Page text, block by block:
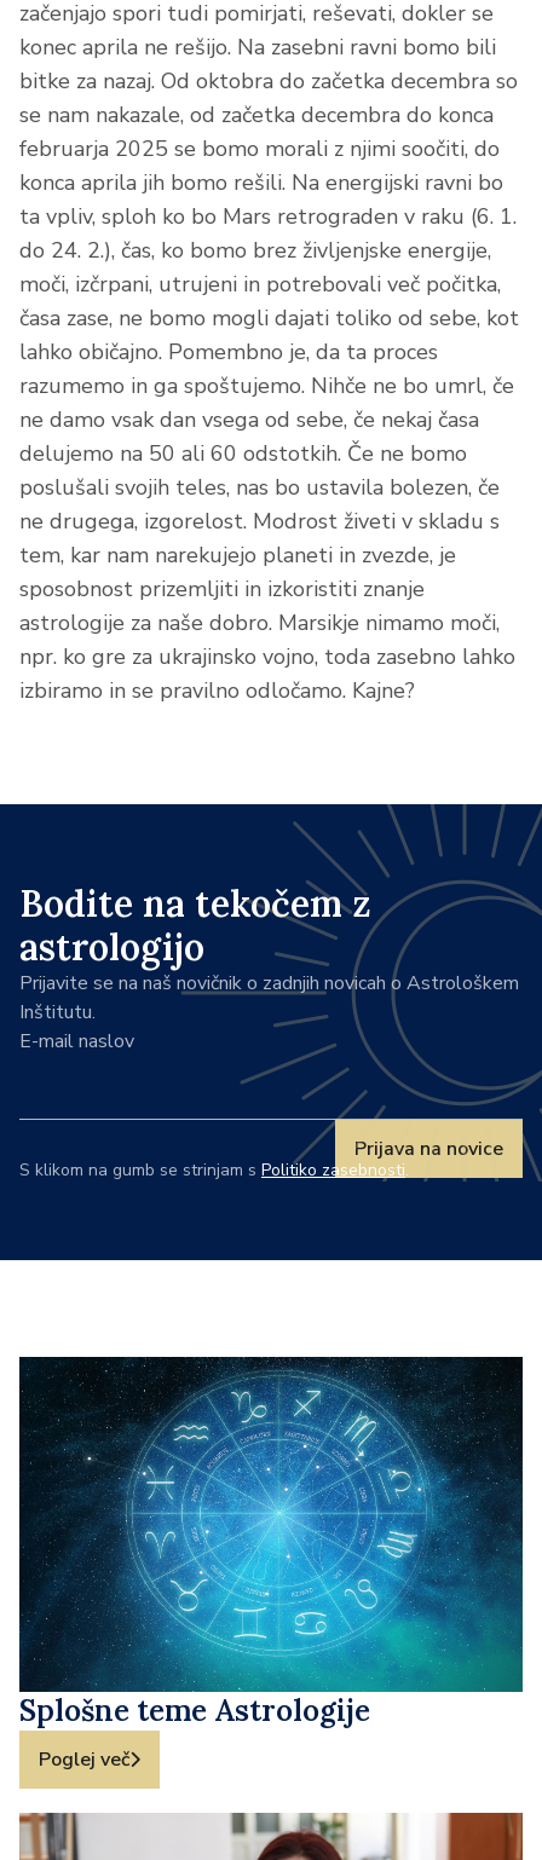
začenjajo spori tudi pomirjati, reševati, dokler se
konec aprila ne rešijo. Na zasebni ravni bomo bili
bitke za nazaj. Od oktobra do začetka decembra so
se nam nakazale, od začetka decembra do konca
februarja 2025 se bomo morali z njimi soočiti, do
konca aprila jih bomo rešili. Na energijski ravni bo
ta vpliv, sploh ko bo Mars retrograden v raku (6. 1.
do 24. 2.), čas, ko bomo brez življenjske energije,
moči, izčrpani, utrujeni in potrebovali več počitka,
časa zase, ne bomo mogli dajati toliko od sebe, kot
lahko običajno. Pomembno je, da ta proces
razumemo in ga spoštujemo. Nihče ne bo umrl, če
ne damo vsak dan vsega od sebe, če nekaj časa
delujemo na 50 ali 60 odstotkih. Če ne bomo
poslušali svojih teles, nas bo ustavila bolezen, če
ne drugega, izgorelost. Modrost živeti v skladu s
tem, kar nam narekujejo planeti in zvezde, je
sposobnost prizemljiti in izkoristiti znanje
astrologije za naše dobro. Marsikje nimamo moči,
npr. ko gre za ukrajinsko vojno, toda zasebno lahko
izbiramo in se pravilno odločamo. Kajne?
Bodite na tekočem z
astrologijo
Prijavite se na naš novičnik o zadnjih novicah o Astrološkem
Inštitutu.
E-mail naslov
Prijava na novice
S klikom na gumb se strinjam s Politiko zasebnosti.
Splošne teme Astrologije
Poglej več